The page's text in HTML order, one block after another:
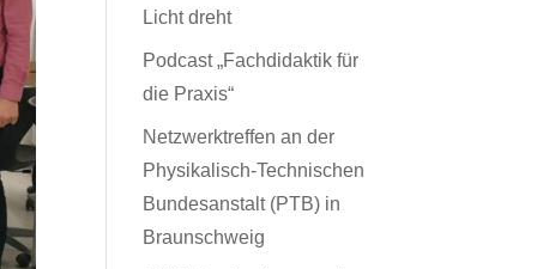
Licht dreht
Podcast „Fachdidaktik für
die Praxis“
Netzwerktreffen an der
Physikalisch-Technischen
Bundesanstalt (PTB) in
Braunschweig